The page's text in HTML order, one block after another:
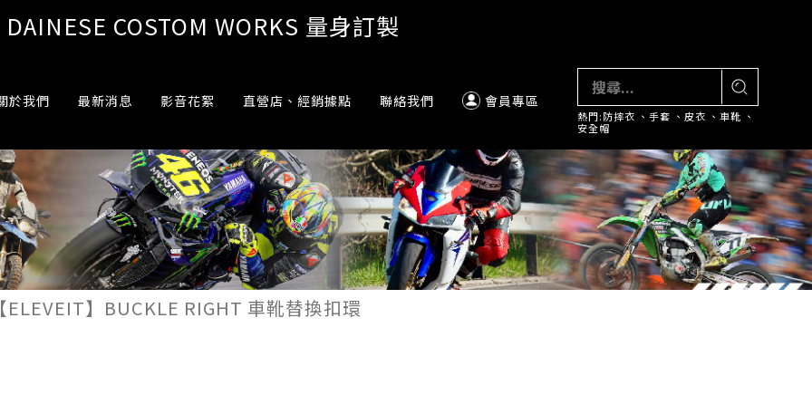
DAINESE COSTOM WORKS 量身訂製
於我們 最新消息 影音花絮 直營店、經銷據點 聯絡我們 會員專區
熱門:防摔衣 、手套 、 皮衣 、車靴 、
安全帽
ELEVEIT】BUCKLE RIGHT 車靴替換扣環